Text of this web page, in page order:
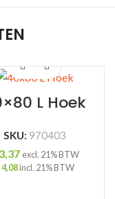
L Hoek
SKU: 970403
excl. 21% BTW
4,08incl. 21% BTW